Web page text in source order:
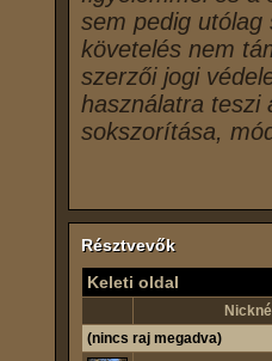
sem pedig utólag
követelés nem
szerzői jogi
használatra teszi
sokszorítása,
Résztvevők
Keleti oldal
(nincs raj megadva)